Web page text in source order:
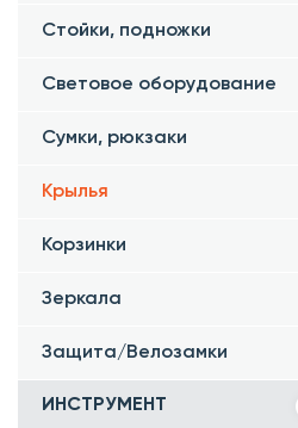
Стойки, подножки
Световое оборудование
Сумки, рюкзаки
Крылья
Корзинки
Зеркала
Защита/Велозамки
ИНСТРУМЕНТ